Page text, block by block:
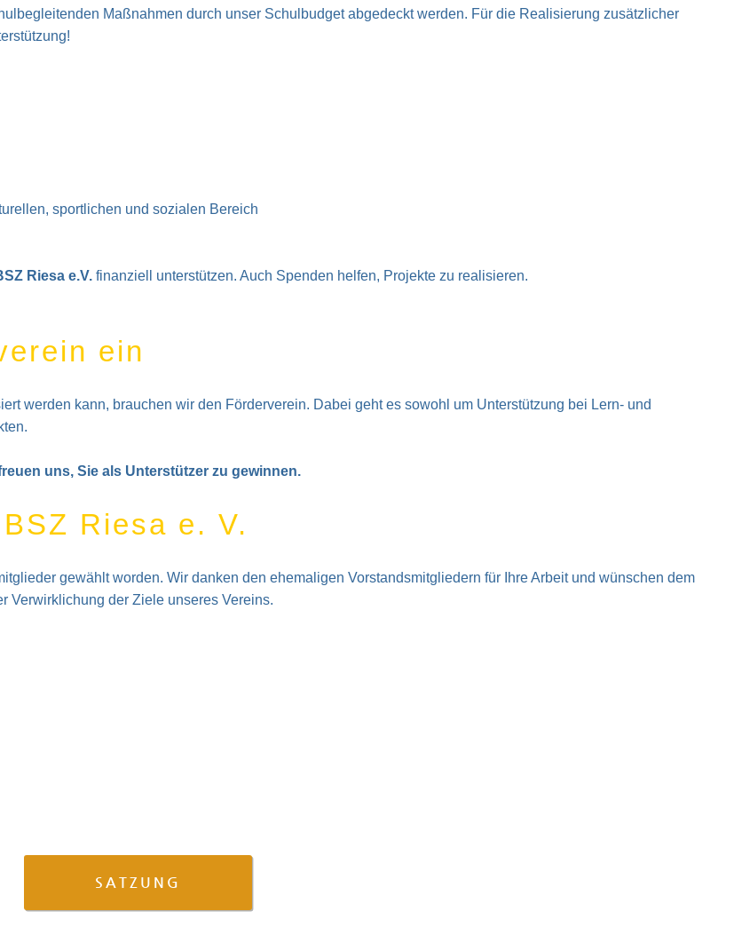
Maßnahmen durch unser Schulbudget abgedeckt werden. Für die Realisierung zusätzlicher
sportlichen und sozialen Bereich
Riesa e.V. finanziell unterstützen. Auch Spenden helfen, Projekte zu realisieren.
ein
werden kann, brauchen wir den Förderverein. Dabei geht es sowohl um Unterstützung bei Lern- und
uns, Sie als Unterstützer zu gewinnen.
Riesa e. V.
gewählt worden. Wir danken den ehemaligen Vorstandsmitgliedern für Ihre Arbeit und wünschen dem
Verwirklichung der Ziele unseres Vereins.
SATZUNG